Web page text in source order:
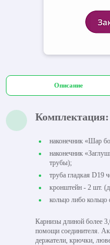
Описание
Комплектация:
наконечник «Шар
наконечник
трубы);
труба гладкая D19
кронштейн - 2 шт.
кольцо либо
Карнизы длиной более
помощи соединителя.
держатели, крючки,